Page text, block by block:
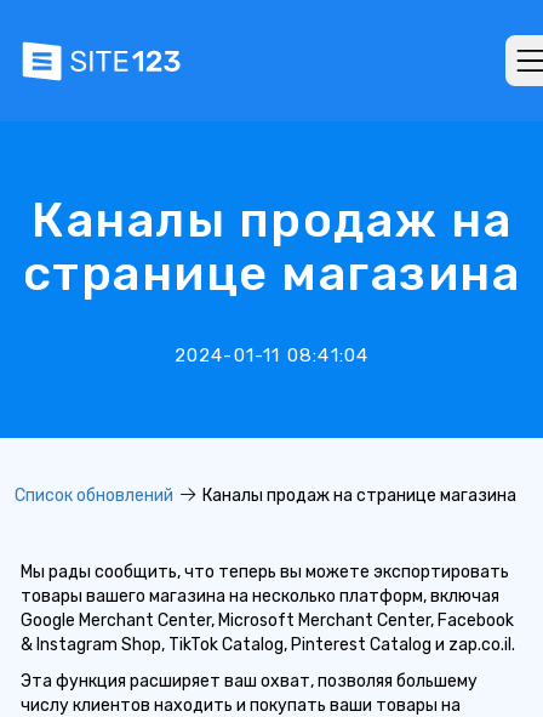
Каналы продаж на
странице магазина
2024-01-11 08:41:04
Список обновлений Каналы продаж на странице магазина
Мы рады сообщить, что теперь вы можете экспортировать
товары вашего магазина на несколько платформ, включая
Google Merchant Center, Microsoft Merchant Center, Facebook
& Instagram Shop, TikTok Catalog, Pinterest Catalog и zap.co.il.
Эта функция расширяет ваш охват, позволяя большему
числу клиентов находить и покупать ваши товары на